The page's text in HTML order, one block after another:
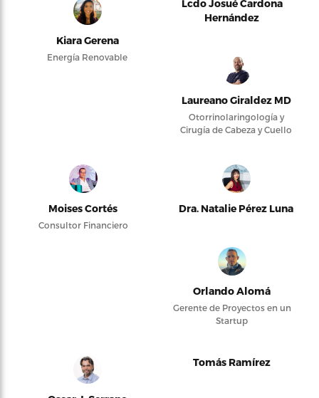
Kiara Gerena
Energía Renovable
Lcdo Josué Cardona
Hernández
Laureano Giraldez MD
Otorrinolaringología y
Cirugía de Cabeza y Cuello
Moises Cortés
Consultor Financiero
Dra. Natalie Pérez Luna
Orlando Alomá
Gerente de Proyectos en un
Startup
Tomás Ramírez